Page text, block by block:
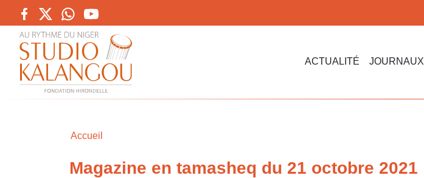
ACTUALITÉ JOURNAUX
Accueil
Magazine en tamasheq du 21 octobre 2021